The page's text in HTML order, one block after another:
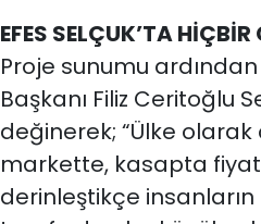
EFES SELÇUK’TA
Proje sunumu
Başkanı Filiz Ceritoğlu
değinerek; “Ülke
markette, kasapta
derinleştikçe